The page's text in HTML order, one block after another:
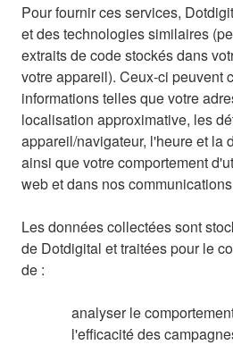
Pour fournir ces services,
et des technologies similaires
extraits de code stockés dans
votre appareil). Ceux-ci peuvent
informations telles que votre
localisation approximative, les
appareil/navigateur, l'heure et la
ainsi que votre comportement
web et dans nos
Les données collectées sont
de Dotdigital et traitées pour le
de :
analyser le
l'efficacité des